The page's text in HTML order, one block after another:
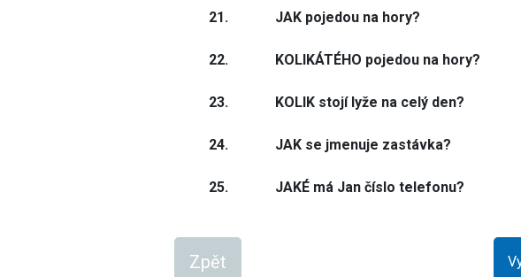
21. JAK pojedou na hory?
22. KOLIKÁTÉHO pojedou na hory?
23. KOLIK stojí lyže na celý den?
24. JAK se jmenuje zastávka?
25. JAKÉ má Jan číslo telefonu?
Zpět